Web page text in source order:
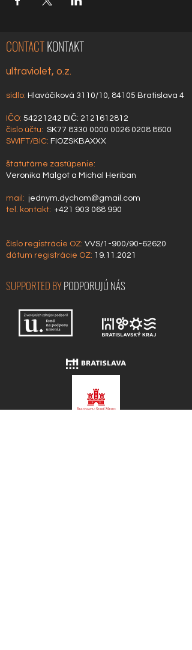
CONTACTKONTAKT
ultraviolet, o.z.
sídlo: Hlaváčiková 3110/10, 84105 Bratislava 4
IČO: 54221242 DIČ: 2121612812
číslo účtu: SK77 8330 0000 0026 0208 8600
SWIFT/BIC: FIOZSKBAXXX
štatutárne zastúpenie:
Veronika Malgot a Michal Heriban
mail: jednym.dychom@gmail.com
tel. kontakt: +421 903 068 990
číslo registrácie OZ: VVS/1-900/90-62620
dátum registrácie OZ: 19.11.2021
SUPPORTED BYPODPORUJÚ NÁS